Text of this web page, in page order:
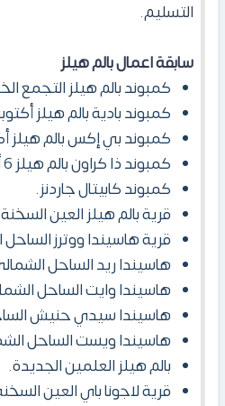
التسليم.
سابقة اعمال بالم هيلز
كمبوند بالم هيلز التجمع
كمبوند بادية بالم هيلز
كمبوند بي إكس بالم هيلز
كمبوند ذا كراون بالم هيلز 6 أكتوبر.
كمبوند كابيتال جاردنز.
قرية بالم هيلز العين
قرية هاسيندا ووترز
هاسيندا ريد الساحل
هاسيندا وايت الساحل
هاسيندا سيدي حنيش
هاسيندا ويست الساحل
بالم هيلز العلمين الجديدة.
قرية لاجونا باي العين